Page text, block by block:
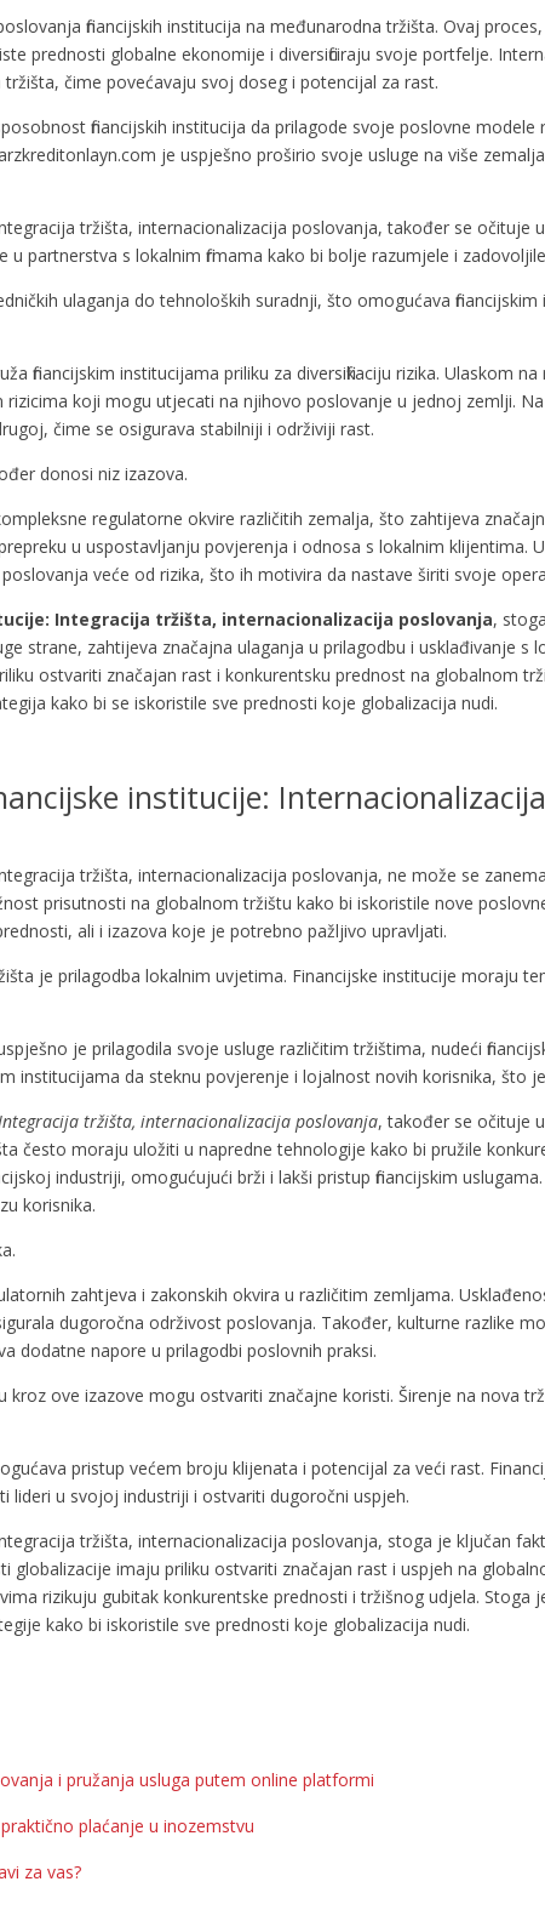
financijskih institucija na međunarodna tržišta. Ovaj
prednosti globalne ekonomije i diversificiraju svoje portfelje.
čime povećavaju svoj doseg i potencijal za rast.
financijskih institucija da prilagode svoje poslovne
je uspješno proširio svoje usluge na više
tržišta, internacionalizacija poslovanja, također se
partnerstva s lokalnim firmama kako bi bolje razumjele i
ulaganja do tehnoloških suradnji, što omogućava
financijskim institucijama priliku za diversifikaciju rizika. Ulaskom
rizicima koji mogu utjecati na njihovo poslovanje u jednoj zemlji.
čime se osigurava stabilniji i održiviji rast.
donosi niz izazova.
regulatorne okvire različitih zemalja, što zahtijeva
u uspostavljanju povjerenja i odnosa s lokalnim klijentima.
veće od rizika, što ih motivira da nastave širiti svoje
Integracija tržišta, internacionalizacija poslovanja,
strane, zahtijeva značajna ulaganja u prilagodbu i usklađivanje s
ostvariti značajan rast i konkurentsku prednost na globalnom
kako bi se iskoristile sve prednosti koje globalizacija nudi.
institucije:
tržišta, internacionalizacija poslovanja, ne može se
prisutnosti na globalnom tržištu kako bi iskoristile nove
ali i izazova koje je potrebno pažljivo upravljati.
je prilagodba lokalnim uvjetima. Financijske institucije moraju
je prilagodila svoje usluge različitim tržištima, nudeći
institucijama da steknu povjerenje i lojalnost novih korisnika, što
tržišta, internacionalizacija poslovanja, također se očituje
često moraju uložiti u napredne tehnologije kako bi pružile
industriji, omogućujući brži i lakši pristup financijskim
korisnika.
zahtjeva i zakonskih okvira u različitim zemljama.
dugoročna održivost poslovanja. Također, kulturne razlike
dodatne napore u prilagodbi poslovnih praksi.
ove izazove mogu ostvariti značajne koristi. Širenje na nova
pristup većem broju klijenata i potencijal za veći rast.
lideri u svojoj industriji i ostvariti dugoročni uspjeh.
tržišta, internacionalizacija poslovanja, stoga je ključan
imaju priliku ostvariti značajan rast i uspjeh na
rizikuju gubitak konkurentske prednosti i tržišnog udjela. Stoga
kako bi iskoristile sve prednosti koje globalizacija nudi.
i pružanja usluga putem online platformi
plaćanje u inozemstvu
za vas?